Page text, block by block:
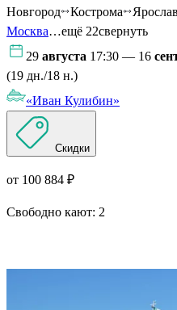
Новгород
Кострома
Москва…ещё 22свернуть
29 августа 17:30 — 16
(19 дн./18 н.)
«Иван Кулибин»
Скидки
от 100 884 ₽
Свободно кают: 2